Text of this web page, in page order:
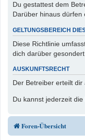
Du gestattest dem
Darüber hinaus dürfen
GELTUNGSBEREICH
Diese Richtlinie
dich darüber gesondert
AUSKUNFTSRECHT
Der Betreiber erteilt dir
Du kannst jederzeit
Foren-Übersicht